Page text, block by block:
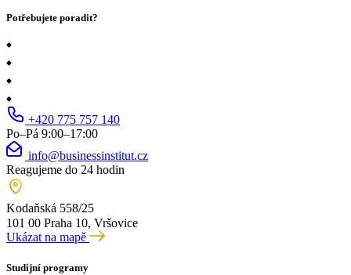
Potřebujete poradit?
+420 775 757 140
Po–Pá 9:00–17:00
info@businessinstitut.cz
Reagujeme do 24 hodin
Kodaňská 558/25
101 00 Praha 10, Vršovice
Ukázat na mapě
Studijní programy